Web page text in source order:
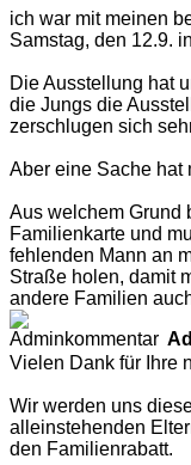
ich war mit meinen
Samstag, den 12.9.
Die Ausstellung hat
die Jungs die
zerschlugen sich
Aber eine Sache hat
Aus welchem Grund
Familienkarte und
fehlenden Mann an
Straße holen, damit
andere Familien
Vielen Dank für Ihre
Wir werden uns
alleinstehenden
den Familienrabatt.